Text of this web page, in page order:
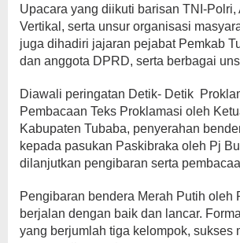
Upacara yang diikuti barisan TNI-Polri,
Vertikal, serta unsur organisasi
juga dihadiri jajaran pejabat Pemkab
dan anggota DPRD, serta berbagai
Diawali peringatan Detik- Detik
Pembacaan Teks Proklamasi oleh
Kabupaten Tubaba, penyerahan
kepada pasukan Paskibraka oleh Pj
dilanjutkan pengibaran serta
Pengibaran bendera Merah Putih oleh
berjalan dengan baik dan lancar.
yang berjumlah tiga kelompok, sukses